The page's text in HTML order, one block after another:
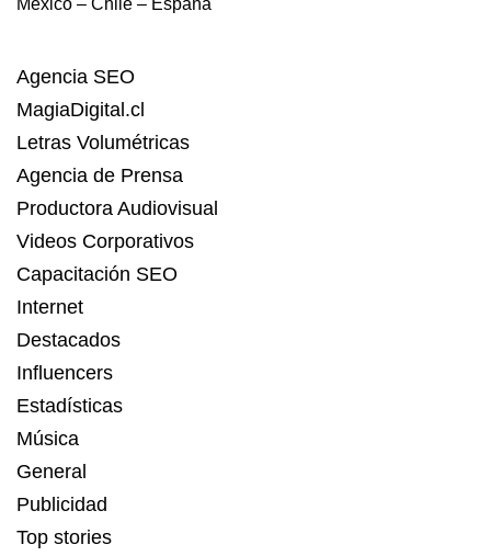
México – Chile – España
Agencia SEO
MagiaDigital.cl
Letras Volumétricas
Agencia de Prensa
Productora Audiovisual
Videos Corporativos
Capacitación SEO
Internet
Destacados
Influencers
Estadísticas
Música
General
Publicidad
Top stories